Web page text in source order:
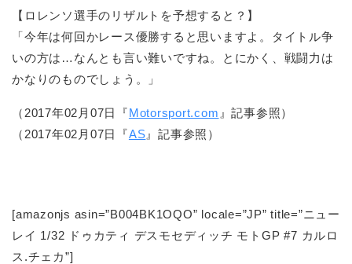
【ロレンソ選手のリザルトを予想すると？】
「今年は何回かレース優勝すると思いますよ。タイトル争
いの方は…なんとも言い難いですね。とにかく、戦闘力は
かなりのものでしょう。」
（2017年02月07日『Motorsport.com 』記事参照）
（2017年02月07日『AS 』記事参照）
[amazonjs asin=”B004BK1OQO” locale=”JP” title=”ニュー
レイ 1/32 ドゥカティ デスモセディッチ モトGP #7 カルロ
ス.チェカ”]